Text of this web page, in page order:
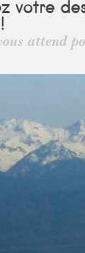
votre
attend